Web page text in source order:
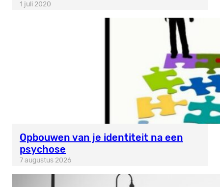
1 juli 2020
Opbouwen van je identiteit na een
psychose
7 augustus 2026